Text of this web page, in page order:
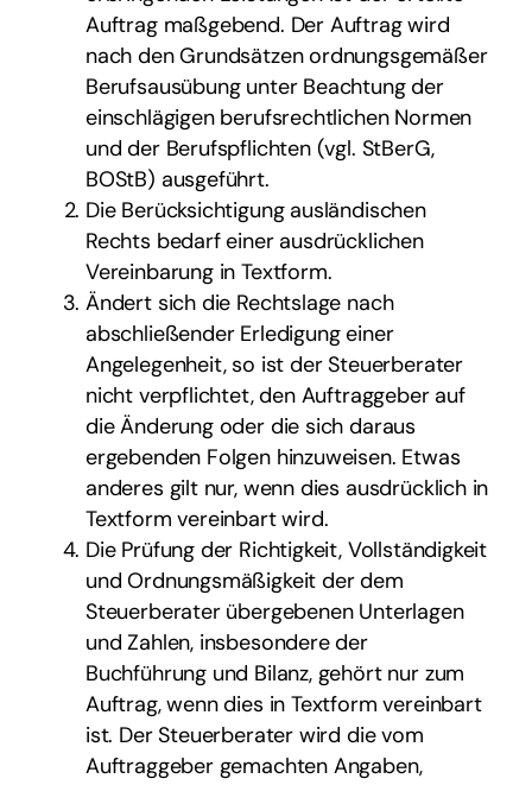
Auftrag maßgebend. Der Auftrag wird
nach den Grundsätzen ordnungsgemäßer
Berufsausübung unter Beachtung der
einschlägigen berufsrechtlichen Normen
und der Berufspflichten (vgl. StBerG,
BOStB) ausgeführt.
Die Berücksichtigung ausländischen
Rechts bedarf einer ausdrücklichen
Vereinbarung in Textform.
Ändert sich die Rechtslage nach
abschließender Erledigung einer
Angelegenheit, so ist der Steuerberater
nicht verpflichtet, den Auftraggeber auf
die Änderung oder die sich daraus
ergebenden Folgen hinzuweisen. Etwas
anderes gilt nur, wenn dies ausdrücklich in
Textform vereinbart wird.
Die Prüfung der Richtigkeit, Vollständigkeit
und Ordnungsmäßigkeit der dem
Steuerberater übergebenen Unterlagen
und Zahlen, insbesondere der
Buchführung und Bilanz, gehört nur zum
Auftrag, wenn dies in Textform vereinbart
ist. Der Steuerberater wird die vom
Auftraggeber gemachten Angaben,